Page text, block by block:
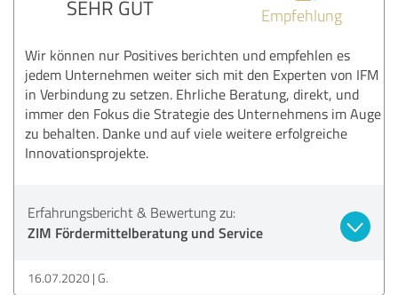
SEHR GUT Empfehlung
Wir können nur Positives berichten und empfehlen es
jedem Unternehmen weiter sich mit den Experten von IFM
in Verbindung zu setzen. Ehrliche Beratung, direkt, und
immer den Fokus die Strategie des Unternehmens im Auge
zu behalten. Danke und auf viele weitere erfolgreiche
Innovationsprojekte.
Erfahrungsbericht & Bewertung zu:
ZIM Fördermittelberatung und Service
16.07.2020 G.